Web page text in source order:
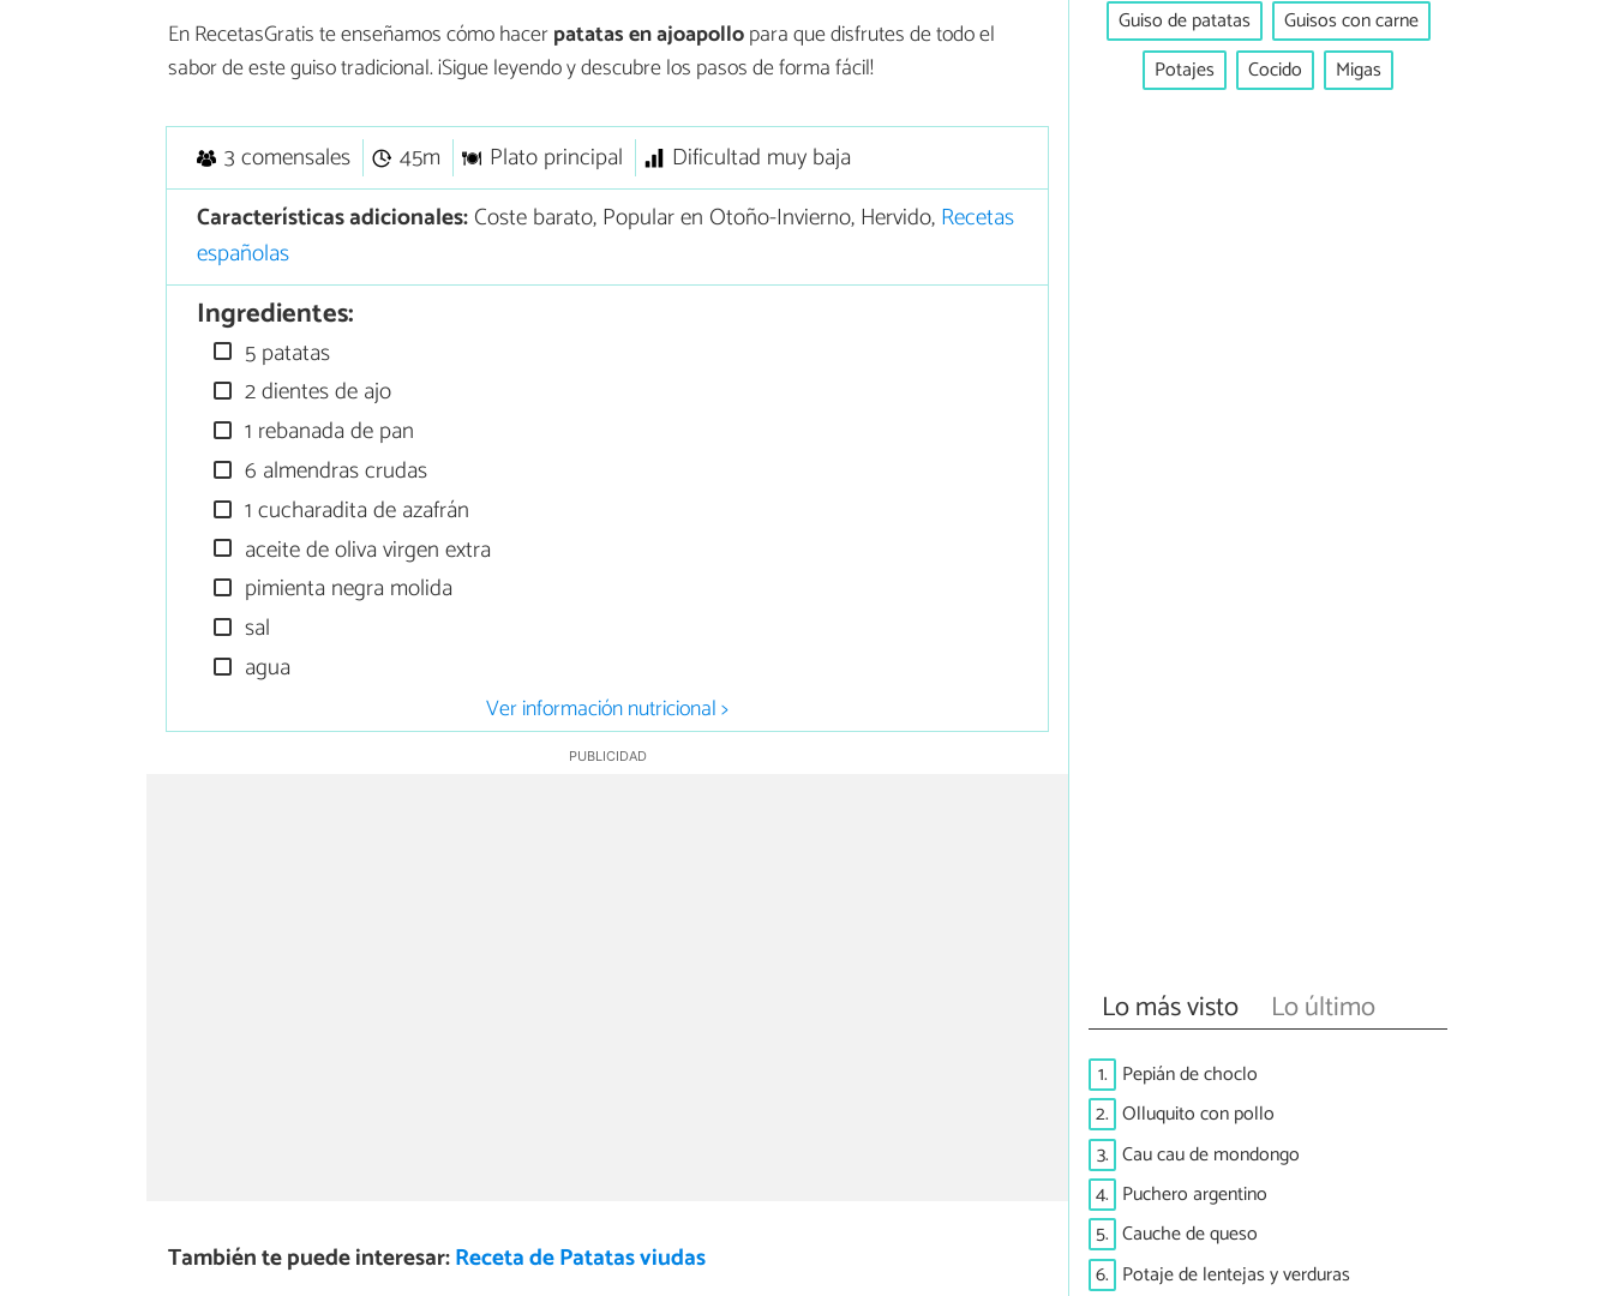
En RecetasGratis te enseñamos cómo hacerpatatas en ajoapollopara que disfrutes de todo el
sabor de este guiso tradicional. ¡Sigue leyendo y descubre los pasos de forma fácil!
3 comensales 45m Plato principal
Dificultad muy baja
Características adicionales:Coste barato, Popular en Otoño-Invierno, Hervido,Recetas
españolas
Ingredientes:
5 patatas
2 dientes de ajo
1 rebanada de pan
6 almendras crudas
1 cucharadita de azafrán
aceite de oliva virgen extra
pimienta negra molida
sal
agua
Ver información nutricional >
También te puede interesar:Receta de Patatas viudas
Guiso de patatas
Guisos con carne
Potajes
Cocido Migas
Lo más visto Lo último
1. Pepián de choclo
2. Olluquito con pollo
3. Cau cau de mondongo
4. Puchero argentino
5. Cauche de queso
6. Potaje de lentejas y verduras